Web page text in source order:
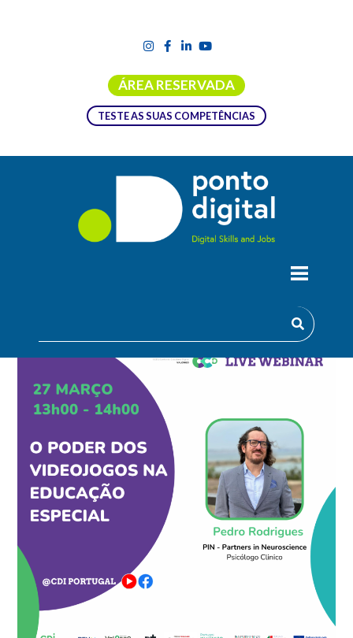
ÁREA RESERVADA
TESTE AS SUAS COMPETÊNCIAS